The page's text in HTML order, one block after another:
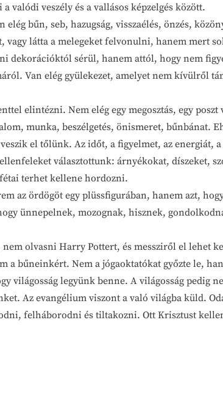
valódi veszély és a vallásos képzelgés között.
bűn, seb, hazugság, visszaélés, önzés,
látta a melegeket felvonulni, hanem mert
dekorációktól sérül, hanem attól, hogy nem
Van elég gyülekezet, amelyet nem kívülről
Nem elég egy megosztás, egy poszt
munka, beszélgetés, önismeret, bűnbánat.
el tőlünk. Az időt, a figyelmet, az energiát,
választottunk: árnyékokat, díszeket,
terhet kellene hordozni.
ördögöt egy plüssfigurában, hanem azt,
ünnepelnek, mozognak, hisznek,
olvasni Harry Pottert, és messziről el lehet
a bűneinkért. Nem a jógaoktatókat győzte le,
világosság legyünk benne. A világosság pedig
evangélium viszont a való világba küld.
felháborodni és tiltakozni. Ott Krisztust